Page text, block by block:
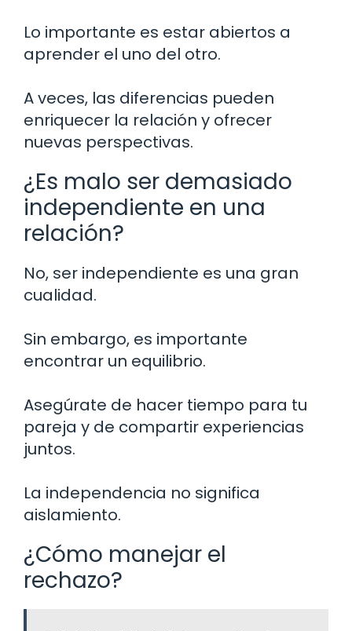
Lo importante es estar abiertos a
aprender el uno del otro.
A veces, las diferencias pueden
enriquecer la relación y ofrecer
nuevas perspectivas.
¿Es malo ser demasiado
independiente en una
relación?
No, ser independiente es una gran
cualidad.
Sin embargo, es importante
encontrar un equilibrio.
Asegúrate de hacer tiempo para tu
pareja y de compartir experiencias
juntos.
La independencia no significa
aislamiento.
¿Cómo manejar el
rechazo?